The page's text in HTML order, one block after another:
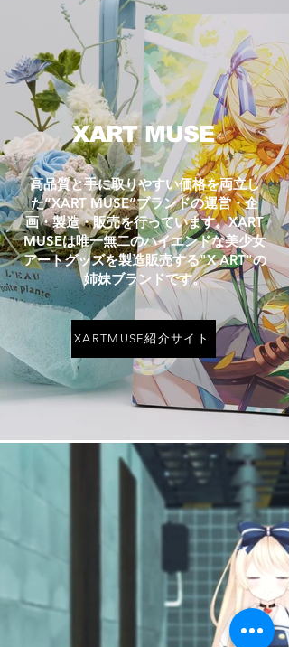
XART MUSE
高品質と手に取りやすい価格を両立し
た”XART MUSE”ブランドの運営・企
画・製造・販売を行っています。XART
MUSEは唯一無二のハイエンドな美少女
アートグッズを製造販売する"X ART"の
姉妹ブランドです。
XARTMUSE紹介サイト